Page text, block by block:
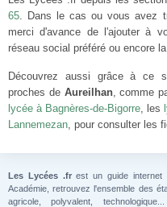
65. Dans le cas ou vous avez
merci d'avance de l'ajouter à
réseau social préféré ou encore
Découvrez aussi grâce à ce
proches de Aureilhan, comme
lycée à Bagnères-de-Bigorre, les
Lannemezan, pour consulter les
Les Lycées .frest un guide internet
Académie, retrouvez l'ensemble des
agricole, polyvalent,